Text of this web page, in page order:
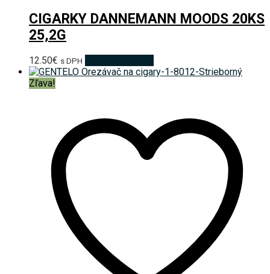
CIGARKY DANNEMANN MOODS 20KS
25,2G
12.50€ s DPH
Zľava!